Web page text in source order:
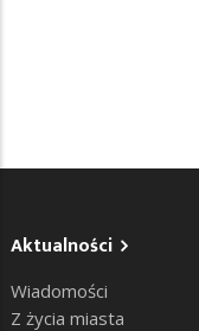
Aktualności
Wiadomości
Z życia miasta